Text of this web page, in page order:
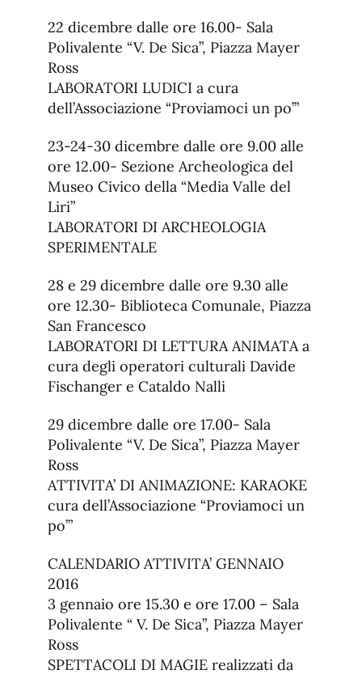
22 dicembre dalle ore 16.00- Sala
Polivalente “V. De Sica”, Piazza Mayer
Ross
LABORATORI LUDICI a cura
dell’Associazione “Proviamoci un po’”
23-24-30 dicembre dalle ore 9.00 alle
ore 12.00- Sezione Archeologica del
Museo Civico della “Media Valle del
Liri”
LABORATORI DI ARCHEOLOGIA
SPERIMENTALE
28 e 29 dicembre dalle ore 9.30 alle
ore 12.30- Biblioteca Comunale, Piazza
San Francesco
LABORATORI DI LETTURA ANIMATA a
cura degli operatori culturali Davide
Fischanger e Cataldo Nalli
29 dicembre dalle ore 17.00- Sala
Polivalente “V. De Sica”, Piazza Mayer
Ross
ATTIVITA’ DI ANIMAZIONE: KARAOKE
cura dell’Associazione “Proviamoci un
po’”
CALENDARIO ATTIVITA’ GENNAIO
2016
3 gennaio ore 15.30 e ore 17.00 – Sala
Polivalente “ V. De Sica”, Piazza Mayer
Ross
SPETTACOLI DI MAGIE realizzati da